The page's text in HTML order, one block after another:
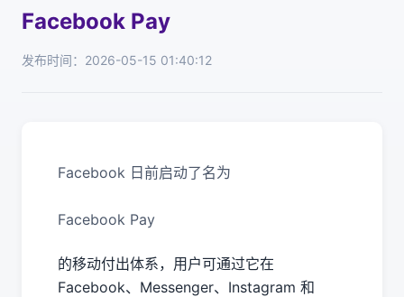
Facebook Pay
发布时间：2026-05-15 01:40:12
Facebook 日前启动了名为
Facebook Pay
的移动付出体系，用户可通过它在
Facebook、Messenger、Instagram 和